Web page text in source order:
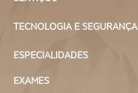
TECNOLOGIA E SEGURANÇA
ESPECIALIDADES
EXAMES